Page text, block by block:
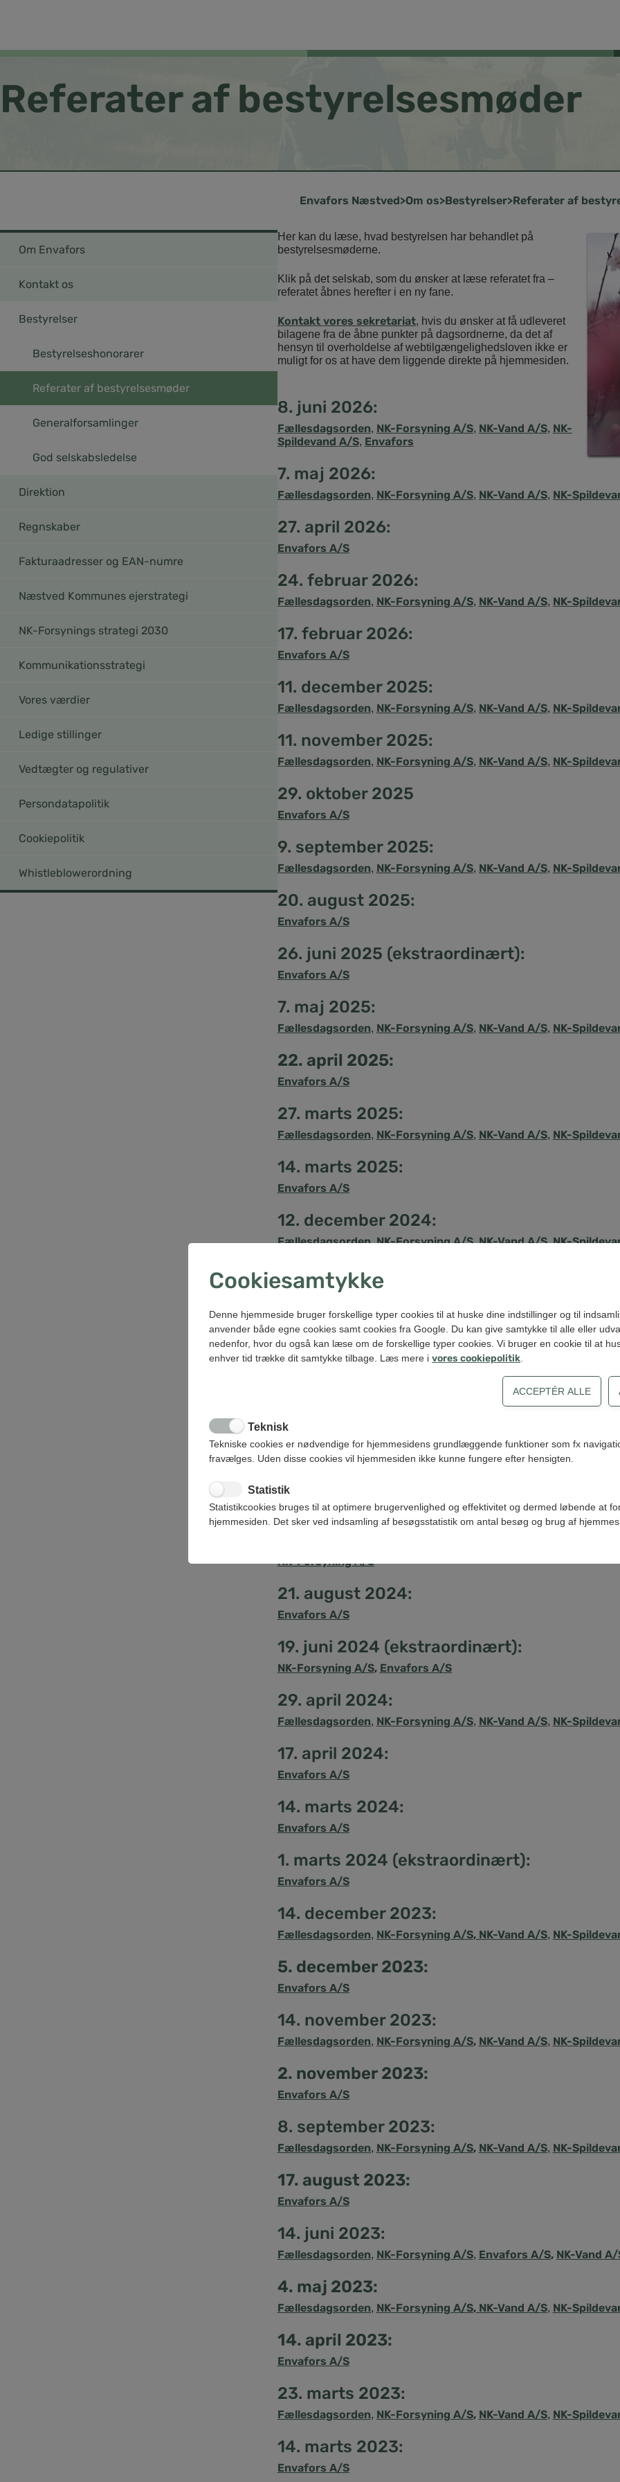
Referater af bestyrelsesmøder
Næstved Om os Bestyrelser Referater af
Om Envafors
Kontakt os
Bestyrelser
Bestyrelseshonorarer
Referater af bestyrelsesmøder
Generalforsamlinger
God selskabsledelse
Direktion
Regnskaber
Fakturaadresser og EAN-numre
Næstved Kommunes ejerstrategi
NK-Forsynings strategi 2030
Kommunikationsstrategi
Vores værdier
Ledige stillinger
Vedtægter og regulativer
Persondatapolitik
Cookiepolitik
Whistleblowerordning
Her kan du læse, hvad bestyrelsen har behandlet på
bestyrelsesmøderne.
Klik på det selskab, som du ønsker at læse referatet fra –
referatet åbnes herefter i en ny fane.
Kontakt vores sekretariat, hvis du ønsker at få udleveret
bilagene fra de åbne punkter på dagsordnerne, da det af
hensyn til overholdelse af webtilgængelighedsloven ikke er
muligt for os at have dem liggende direkte på hjemmesiden.
8. juni 2026:
Fællesdagsorden, NK-Forsyning A/S, NK-Vand A/S, NK-
Spildevand A/S, Envafors
7. maj 2026:
Fællesdagsorden, NK-Forsyning A/S, NK-Vand A/S, NK-
27. april 2026:
Envafors A/S
24. februar 2026:
Fællesdagsorden, NK-Forsyning A/S, NK-Vand A/S, NK-
17. februar 2026:
Envafors A/S
11. december 2025:
Fællesdagsorden, NK-Forsyning A/S, NK-Vand A/S, NK-
11. november 2025:
Fællesdagsorden, NK-Forsyning A/S, NK-Vand A/S, NK-
29. oktober 2025
Envafors A/S
9. september 2025:
Fællesdagsorden, NK-Forsyning A/S, NK-Vand A/S, NK-
20. august 2025:
Envafors A/S
26. juni 2025 (ekstraordinært):
Envafors A/S
7. maj 2025:
Fællesdagsorden, NK-Forsyning A/S, NK-Vand A/S, NK-
22. april 2025:
Envafors A/S
27. marts 2025:
Fællesdagsorden, NK-Forsyning A/S, NK-Vand A/S, NK-
14. marts 2025:
Envafors A/S
12. december 2024:
Fællesdagsorden,NK-Forsyning A/S,NK-Vand A/S,NK-
21. november 2024:
Fællesdagsorden
6. november 2024:
Envafors A/S
30. oktober 2024 (ekstraordinært):
23. oktober 2024 (ekstraordinært):
NK-Forsyning A/S,Envafors A/S
11. september 2024:
Fællesdagsorden,NK-Forsyning A/S,NK-Vand A/S,NK-
NK-Forsyning A/S
21. august 2024:
Envafors A/S
19. juni 2024 (ekstraordinært):
NK-Forsyning A/S, Envafors A/S
29. april 2024:
Fællesdagsorden, NK-Forsyning A/S, NK-Vand A/S, NK-
17. april 2024:
Envafors A/S
14. marts 2024:
Envafors A/S
1. marts 2024 (ekstraordinært):
Envafors A/S
14. december 2023:
Fællesdagsorden, NK-Forsyning A/S, NK-Vand A/S, NK-
5. december 2023:
Envafors A/S
14. november 2023:
Fællesdagsorden, NK-Forsyning A/S, NK-Vand A/S, NK-
2. november 2023:
Envafors A/S
8. september 2023:
Fællesdagsorden, NK-Forsyning A/S, NK-Vand A/S, NK-
17. august 2023:
Envafors A/S
14. juni 2023:
Fællesdagsorden, NK-Forsyning A/S, Envafors A/S, NK-Vand A/
4. maj 2023:
Fællesdagsorden, NK-Forsyning A/S, NK-Vand A/S, NK-
14. april 2023:
Envafors A/S
23. marts 2023:
Fællesdagsorden, NK-Forsyning A/S, NK-Vand A/S, NK-
14. marts 2023:
Envafors A/S
Cookiesamtykke
Denne hjemmeside bruger forskellige typer cookies til at huske dine indstillinger og til
anvender både egne cookies samt cookies fra Google. Du kan give samtykke til alle eller
nedenfor, hvor du også kan læse om de forskellige typer cookies. Vi bruger en cookie til at
enhver tid trække dit samtykke tilbage. Læs mere i vores cookiepolitik
Teknisk
Tekniske cookies er nødvendige for hjemmesidens grundlæggende funktioner som fx
fravælges. Uden disse cookies vil hjemmesiden ikke kunne fungere efter hensigten.
Statistik
Statistikcookies bruges til at optimere brugervenlighed og effektivitet og dermed løbende at
hjemmesiden. Det sker ved indsamling af besøgsstatistik om antal besøg og brug af